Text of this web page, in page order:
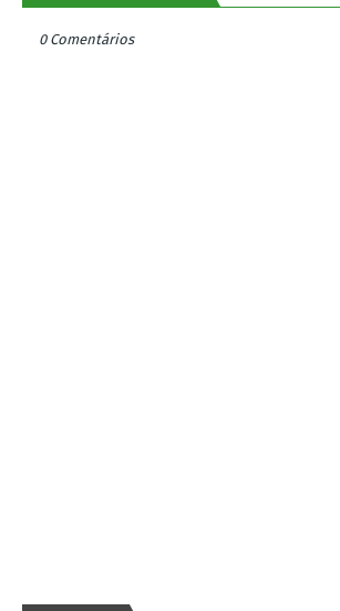
0 Comentários